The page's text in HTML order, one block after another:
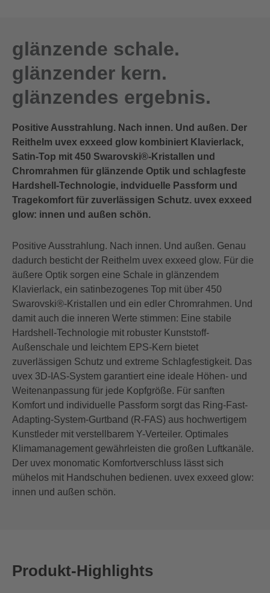
glänzende schale.
glänzender kern.
glänzendes ergebnis.
Positive Ausstrahlung. Nach innen. Und außen. Der
Reithelm uvex exxeed glow kombiniert Klavierlack,
Satin-Top mit 450 Swarovski®-Kristallen und
Chromrahmen für glänzende Optik und schlagfeste
Hardshell-Technologie, indviduelle Passform und
Tragekomfort für zuverlässigen Schutz. uvex exxeed
glow: innen und außen schön.
Positive Ausstrahlung. Nach innen. Und außen. Genau
dadurch besticht der Reithelm uvex exxeed glow. Für die
äußere Optik sorgen eine Schale in glänzendem
Klavierlack, ein satinbezogenes Top mit über 450
Swarovski®-Kristallen und ein edler Chromrahmen. Und
damit auch die inneren Werte stimmen: Eine stabile
Hardshell-Technologie mit robuster Kunststoff-
Außenschale und leichtem EPS-Kern bietet
zuverlässigen Schutz und extreme Schlagfestigkeit. Das
uvex 3D-IAS-System garantiert eine ideale Höhen- und
Weitenanpassung für jede Kopfgröße. Für sanften
Komfort und individuelle Passform sorgt das Ring-Fast-
Adapting-System-Gurtband (R-FAS) aus hochwertigem
Kunstleder mit verstellbarem Y-Verteiler. Optimales
Klimamanagement gewährleisten die großen Luftkanäle.
Der uvex monomatic Komfortverschluss lässt sich
mühelos mit Handschuhen bedienen. uvex exxeed glow:
innen und außen schön.
Produkt-Highlights